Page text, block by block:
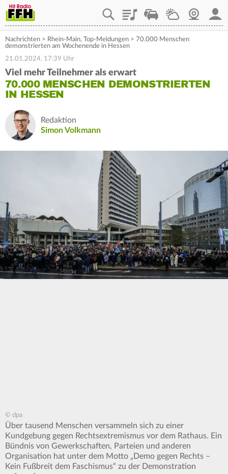
PlaylistStaupilotWetterWebcam
Nachrichten > Rhein-Main, Top-Meldungen > 70.000 Menschen
demonstrierten am Wochenende in Hessen
21.01.2024, 17:39 Uhr
Viel mehr Teilnehmer als erwart
70.000 MENSCHEN DEMONSTRIERTEN
IN HESSEN
Redaktion
Simon Volkmann
© dpa
Über tausend Menschen versammeln sich zu einer
Kundgebung gegen Rechtsextremismus vor dem Rathaus. Ein
Bündnis von Gewerkschaften, Parteien und anderen
Organisation hat unter dem Motto „Demo gegen Rechts –
Kein Fußbreit dem Faschismus“ zu der Demonstration